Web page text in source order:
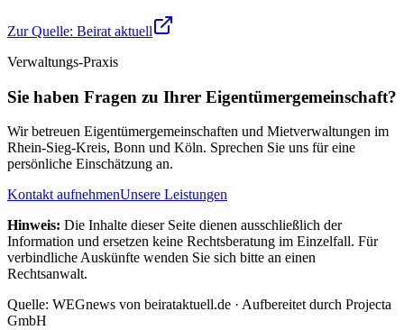
Zur Quelle: Beirat aktuell
Verwaltungs-Praxis
Sie haben Fragen zu Ihrer Eigentümergemeinschaft?
Wir betreuen Eigentümergemeinschaften und Mietverwaltungen im
Rhein-Sieg-Kreis, Bonn und Köln. Sprechen Sie uns für eine
persönliche Einschätzung an.
Kontakt aufnehmenUnsere Leistungen
Hinweis: Die Inhalte dieser Seite dienen ausschließlich der
Information und ersetzen keine Rechtsberatung im Einzelfall. Für
verbindliche Auskünfte wenden Sie sich bitte an einen
Rechtsanwalt.
Quelle: WEGnews von beirataktuell.de · Aufbereitet durch Projecta
GmbH